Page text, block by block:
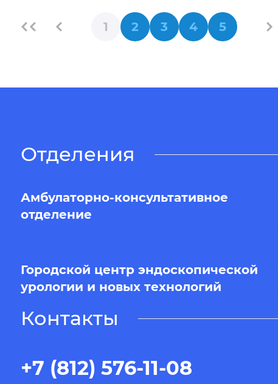
1 2 3 4 5
Отделения
Амбулаторно-консультативное
отделение
Городской центр эндоскопической
урологии и новых технологий
Контакты
+7 (812) 576-11-08